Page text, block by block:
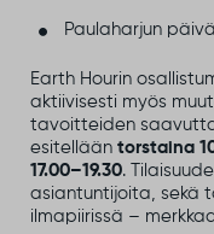
Paulaharjun
Earth Hourin
aktiivisesti myös
tavoitteiden
esitellään torstaina
17.00–19.30.
asiantuntijoita, sekä
ilmapiirissä –